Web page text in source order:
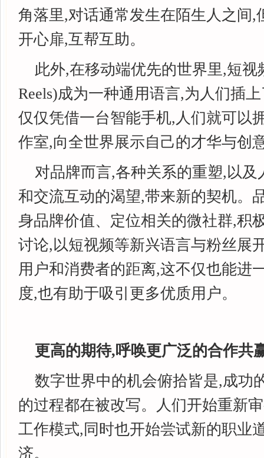
角落里,对话通常发生在陌生人之间,
开心扉,互帮互助。
此外,在移动端优先的世界里,短视
Reels)成为一种通用语言,为人们插
仅仅凭借一台智能手机,人们就可以
作室,向全世界展示自己的才华与创
对品牌而言,各种关系的重塑,以及
和交流互动的渴望,带来新的契机。
身品牌价值、定位相关的微社群,积
讨论,以短视频等新兴语言与粉丝展
用户和消费者的距离,这不仅也能进
度,也有助于吸引更多优质用户。
更高的期待,呼唤更广泛的合作共
数字世界中的机会俯拾皆是,成功
的过程都在被改写。人们开始重新
工作模式,同时也开始尝试新的职业
济。